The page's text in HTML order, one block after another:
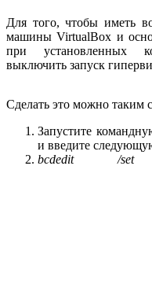
Для того, чтобы иметь
машины VirtualBox и
при установленных
выключить запуск
Сделать это можно таким
Запустите
и введите
bcdedit /set